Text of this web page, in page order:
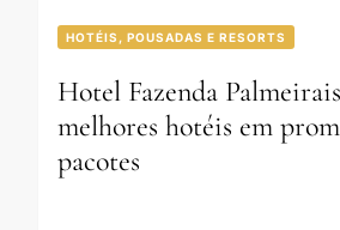
HOTÉIS, POUSADAS E RESORTS
Hotel Fazenda
melhores hotéis em
pacotes